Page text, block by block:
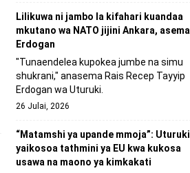
Lilikuwa ni jambo la kifahari kuandaa
mkutano wa NATO jijini Ankara, asema
Erdogan
"Tunaendelea kupokea jumbe na simu
shukrani," anasema Rais Recep Tayyip
Erdogan wa Uturuki.
26 Julai, 2026
“Matamshi ya upande mmoja”: Uturuki
yaikosoa tathmini ya EU kwa kukosa
usawa na maono ya kimkakati